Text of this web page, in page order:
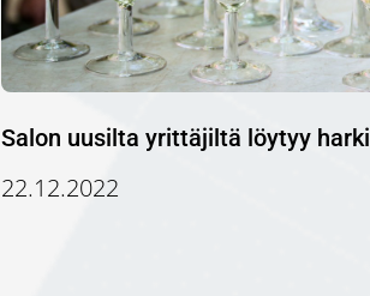
Salon uusilta yrittäjiltä löytyy
22.12.2022